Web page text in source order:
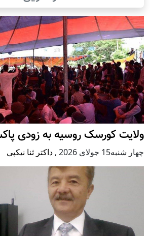
ولایت کورسک روسیه به زودی
چهار شنبه15 جولای 2026 , داکتر ثنا نیکپی